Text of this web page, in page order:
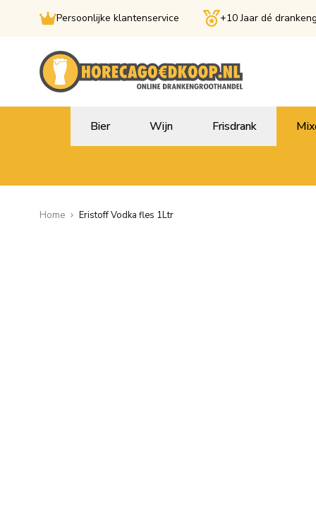
Persoonlijke klantenservice +10 Jaar dé
Bier Wijn Frisdrank
Home Eristoff Vodka fles 1Ltr